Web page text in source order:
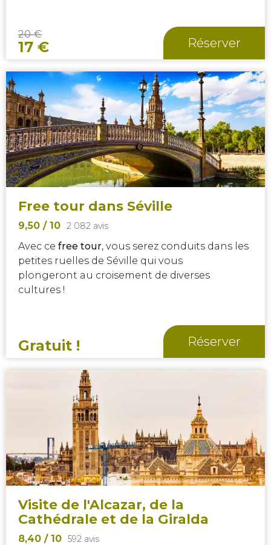
20€
17 € Réserver
Free tour dans Séville
9,50 / 10 2 082 avis
Avec ce free tour, vous serez conduits dans les
petites ruelles de Séville qui vous
plongeront au croisement de diverses
cultures !
Gratuit ! Réserver
Visite de l'Alcazar, de la
Cathédrale et de la Giralda
8,40 / 10 592 avis